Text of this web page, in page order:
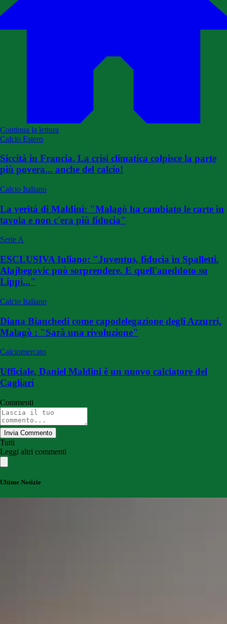
Continua la lettura
Calcio Estero
Siccità in Francia. La crisi climatica colpisce la parte
più povera... anche del calcio!
Calcio Italiano
La verità di Maldini: "Malagò ha cambiato le carte in
tavola e non c'era più fiducia"
Serie A
ESCLUSIVA Iuliano: "Juventus, fiducia in Spalletti.
Alajbegovic può sorprendere. E quell'aneddoto su
Lippi..."
Calcio Italiano
Diana Bianchedi come capodelegazione degli Azzurri,
Malagò : "Sarà una rivoluzione"
Calciomercato
Ufficiale, Daniel Maldini è un nuovo calciatore del
Cagliari
Commenti
Invia Commento
Tutti
Leggi altri commenti
Ultime Notizie